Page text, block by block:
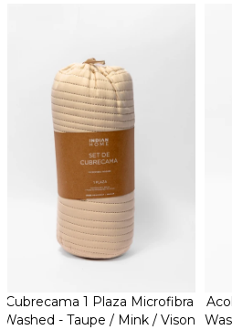
Cubrecama 1 Plaza Microfibra
Washed - Taupe / Mink / Vison